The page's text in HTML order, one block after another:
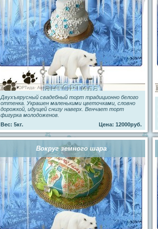
Двухъярусный свадебный торт традиционно белого
оттенка. Украшен маленькими цветочками, словно
дорожкой, идущей снизу наверх. Венчает торт
фигурка молодоженов.
Вес: 5кг.
Цена: 12000руб.
Вокруг земного шара